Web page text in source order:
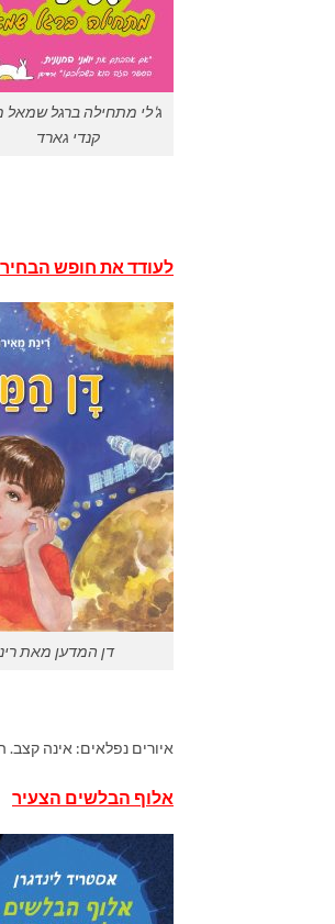
ג'לי מתחילה ברגל
קנדי גארד
לעודד את חופש
דן המדען מאת
איורים נפלאים: אינה
אלוף הבלשים הצעיר